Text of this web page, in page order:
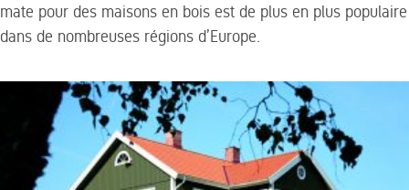
mate pour des maisons en bois est de plus en plus populaire
dans de nombreuses régions d’Europe.